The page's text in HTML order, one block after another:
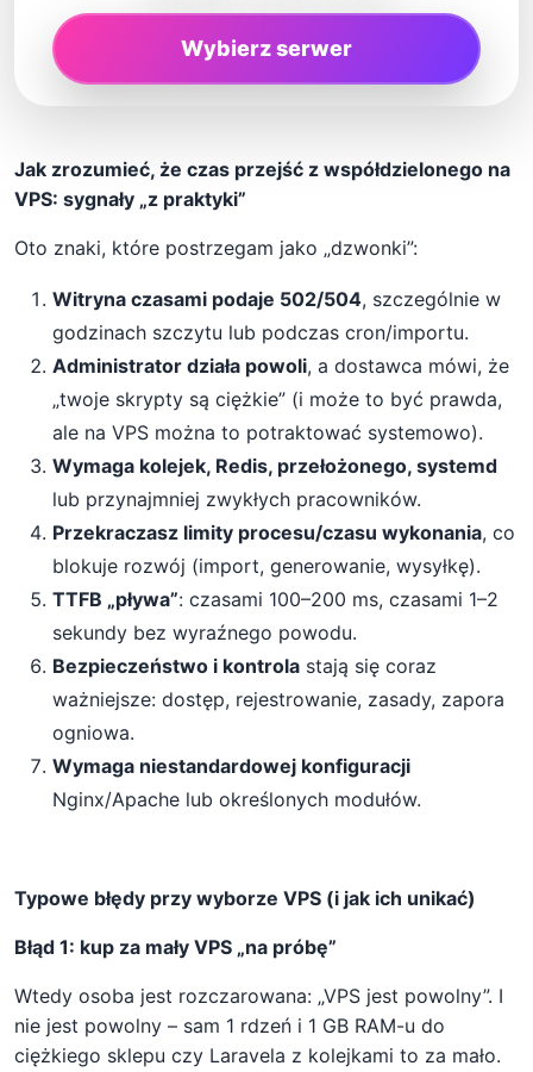
Wybierz serwer
Jak zrozumieć, że czas przejść z współdzielonego na
VPS: sygnały „z praktyki”
Oto znaki, które postrzegam jako „dzwonki”:
Witryna czasami podaje 502/504, szczególnie w
godzinach szczytu lub podczas cron/importu.
Administrator działa powoli, a dostawca mówi, że
„twoje skrypty są ciężkie” (i może to być prawda,
ale na VPS można to potraktować systemowo).
Wymaga kolejek, Redis, przełożonego, systemd
lub przynajmniej zwykłych pracowników.
Przekraczasz limity procesu/czasu wykonania, co
blokuje rozwój (import, generowanie, wysyłkę).
TTFB „pływa”: czasami 100–200 ms, czasami 1–2
sekundy bez wyraźnego powodu.
Bezpieczeństwo i kontrola stają się coraz
ważniejsze: dostęp, rejestrowanie, zasady, zapora
ogniowa.
Wymaga niestandardowej konfiguracji
Nginx/Apache lub określonych modułów.
Typowe błędy przy wyborze VPS (i jak ich unikać)
Błąd 1: kup za mały VPS „na próbę”
Wtedy osoba jest rozczarowana: „VPS jest powolny”. I
nie jest powolny – sam 1 rdzeń i 1 GB RAM-u do
ciężkiego sklepu czy Laravela z kolejkami to za mało.